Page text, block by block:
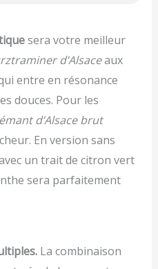
sera votre meilleur
d’Alsaceaux
entre en résonance
douces. Pour les
d’Alsace brut
En version sans
un trait de citron vert
sera parfaitement
La combinaison